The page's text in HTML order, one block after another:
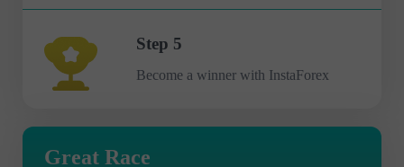
Step 5
Become a winner with InstaForex
Great Race